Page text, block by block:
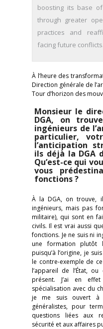
boosting its base
through greater
practices and
facing future conflicts.
À l’heure des
Direction générale de
Tour d’horizon des
Monsieur le
DGA, on
ingénieurs de
particulier,
l’anticipation
ils déjà la DGA
Qu’est-ce qui
vous
fonctions ?
À la DGA, on trouve,
ingénieurs, mais pas
militaire), qui sont en
civils. Il est vrai aussi
fonctions. Je ne suis ni
une formation plutôt
puisqu’à l’origine, je
le contre-exemple de
l’appareil de l’État,
présent. J’ai en
spécialisation avec du
je me suis ouvert à
généralistes, pour
questions liées aux
sécurité et aux affaires